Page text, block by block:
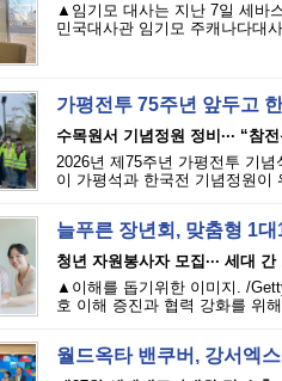
▲임기모 대사는 지난 7일 세바
민국대사관 임기모 주캐나다대
가평전투 75주년 앞두고
수목원서 기념정원 정비··· “참
2026년 제75주년 가평전투 기
이 가평석과 한국전 기념정원이
늘푸른 장년회, 맞춤형 1
청년 자원봉사자 모집··· 세대
▲이해를 돕기위한 이미지. /
호 이해 증진과 협력 강화를 위
월드옥타 밴쿠버, 강서엑